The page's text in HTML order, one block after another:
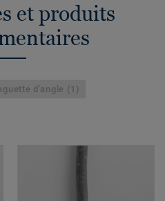
et produits
d'angle (1)